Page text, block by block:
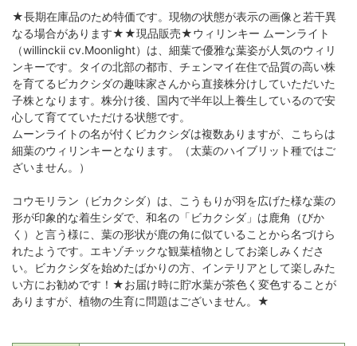
★長期在庫品のため特価です。現物の状態が表示の画像と若干異
なる場合があります★★現品販売★ウィリンキー ムーンライト
（willinckii cv.Moonlight）は、細葉で優雅な葉姿が人気のウィリ
ンキーです。タイの北部の都市、チェンマイ在住で品質の高い株
を育てるビカクシダの趣味家さんから直接株分けしていただいた
子株となります。株分け後、国内で半年以上養生しているので安
心して育てていただける状態です。
ムーンライトの名が付くビカクシダは複数ありますが、こちらは
細葉のウィリンキーとなります。（太葉のハイブリット種ではご
ざいません。）
コウモリラン（ビカクシダ）は、こうもりが羽を広げた様な葉の
形が印象的な着生シダで、和名の「ビカクシダ」は鹿角（びか
く）と言う様に、葉の形状が鹿の角に似ていることから名づけら
れたようです。エキゾチックな観葉植物としてお楽しみくださ
い。ビカクシダを始めたばかりの方、インテリアとして楽しみた
い方にお勧めです！★お届け時に貯水葉が茶色く変色することが
ありますが、植物の生育に問題はございません。★